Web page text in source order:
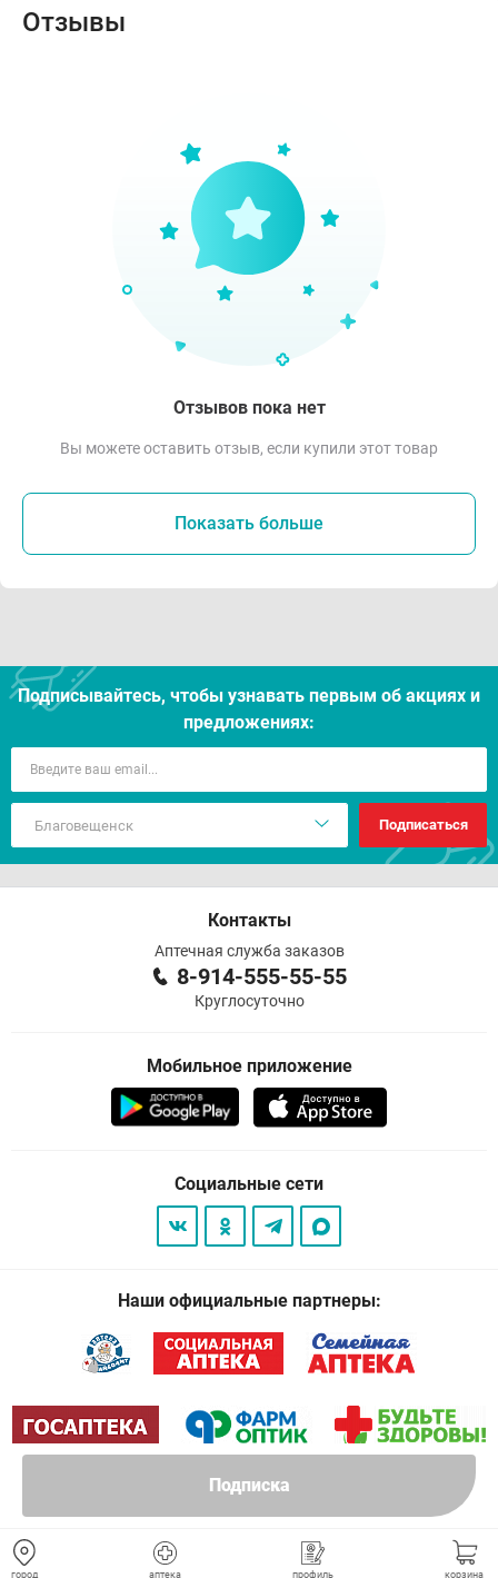
город аптека профиль корзина
Подписка
Отзывы
Отзывов пока нет
Вы можете оставить отзыв, если купили этот товар
Показать больше
Подписывайтесь, чтобы узнавать первым об акцияx и
предложениях:
Подписаться
Контакты
Аптечная служба заказов
8-914-555-55-55
Круглосуточно
Мобильное приложение
Социальные сети
Наши официальные партнеры: